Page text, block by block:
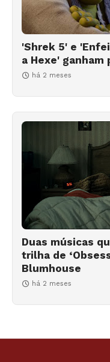
'Shrek 5' e
a Hexe'
há 2 meses
Duas músicas
trilha de
Blumhouse
há 2 meses